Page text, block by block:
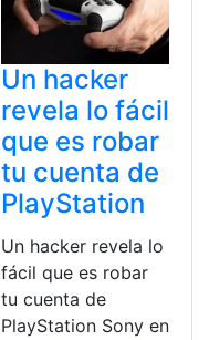
Un hacker
revela lo fácil
que es robar
tu cuenta de
PlayStation
Un hacker revela lo
fácil que es robar
tu cuenta de
PlayStation Sony en